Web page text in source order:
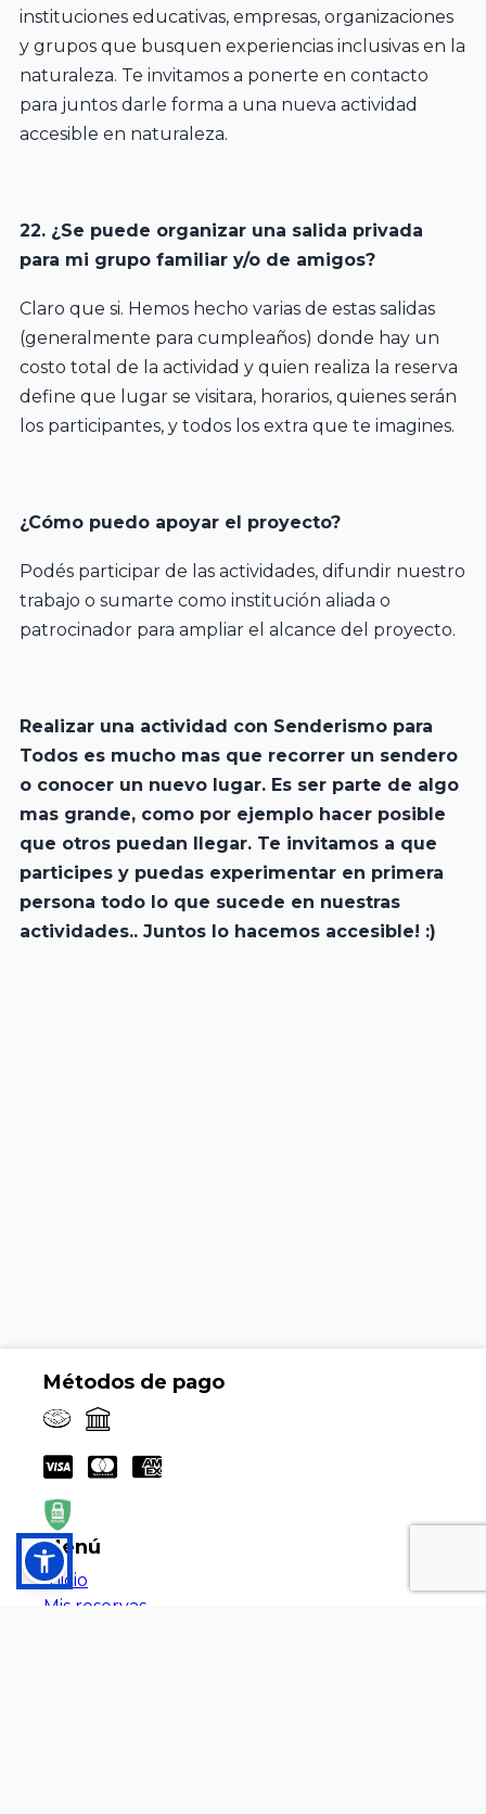
instituciones educativas, empresas, organizaciones
y grupos que busquen experiencias inclusivas en la
naturaleza. Te invitamos a ponerte en contacto
para juntos darle forma a una nueva actividad
accesible en naturaleza.
22. ¿Se puede organizar una salida privada
para mi grupo familiar y/o de amigos?
Claro que si. Hemos hecho varias de estas salidas
(generalmente para cumpleaños) donde hay un
costo total de la actividad y quien realiza la reserva
define que lugar se visitara, horarios, quienes serán
los participantes, y todos los extra que te imagines.
¿Cómo puedo apoyar el proyecto?
Podés participar de las actividades, difundir nuestro
trabajo o sumarte como institución aliada o
patrocinador para ampliar el alcance del proyecto.
Realizar una actividad con Senderismo para
Todos es mucho mas que recorrer un sendero
o conocer un nuevo lugar. Es ser parte de algo
mas grande, como por ejemplo hacer posible
que otros puedan llegar. Te invitamos a que
participes y puedas experimentar en primera
persona todo lo que sucede en nuestras
actividades.. Juntos lo hacemos accesible! :)
Métodos de pago
Menú
Inicio
Mis reservas